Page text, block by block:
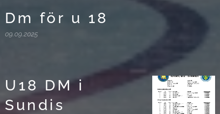
Dm för u 18
09.09.2025
U18 DM i
Sundis